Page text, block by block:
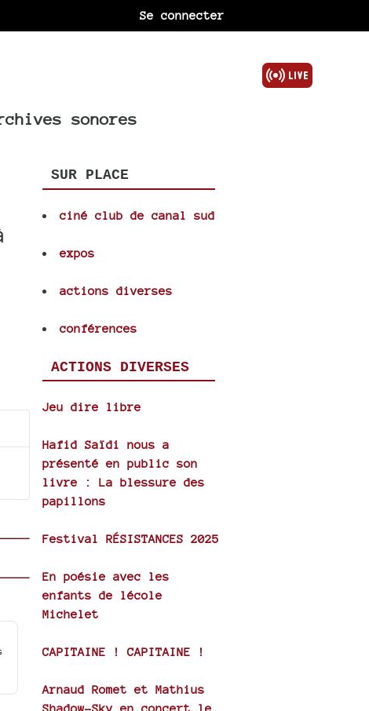
Se connecter
sonores
SUR PLACE
ciné club de canal sud
expos
actions diverses
conférences
ACTIONS DIVERSES
Jeu dire libre
Hafid Saïdi nous a
présenté en public son
livre : La blessure des
papillons
Festival RÉSISTANCES 2025
En poésie avec les
enfants de lécole
Michelet
CAPITAINE ! CAPITAINE !
Arnaud Romet et Mathius